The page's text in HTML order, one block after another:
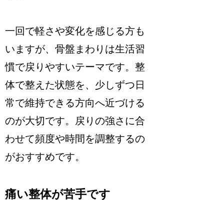
一回で軽さや変化を感じる方も
いますが、骨盤まわりは生活習
慣で戻りやすいテーマです。整
体で整えた状態を、少しずつ日
常で維持できる方向へ近づける
のが大切です。戻りの強さに合
わせて頻度や時間を調整するの
がおすすめです。
痛い整体が苦手です